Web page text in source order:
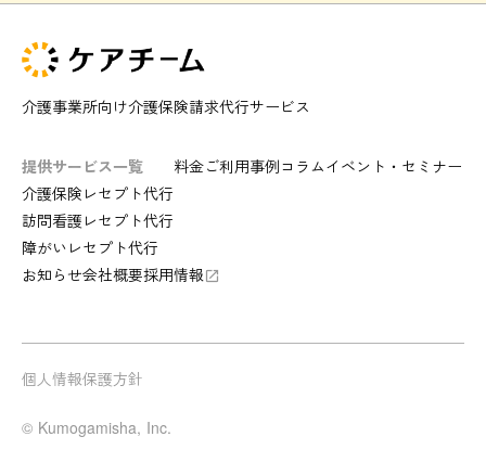
介護事業所向け介護保険請求代行サービス
提供サービス一覧
介護保険レセプト代行
訪問看護レセプト代行
障がいレセプト代行
料金ご利用事例コラムイベント・セミナー
お知らせ会社概要採用情報 launch
個人情報保護方針
© Kumogamisha, Inc.